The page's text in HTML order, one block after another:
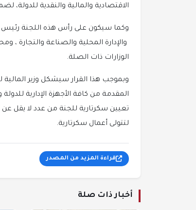
الاقتصادية والمالية والنقدية للدولة،
وكما سيكون على رأس هذه اللجنة رئيس
والإدارة المحلية والصناعة والتجارة ،
الوزارات ذات الصلة.
وبموجب هذا القرار سيشكل وزير
المقدمة من كافة الأجهزة الإدارية
تعيين سكرتارية للجنة من عدد لا يقل
لتتولى أعمال سكرتارية.
قراءة المزيد من المصدر
أخبار ذات صلة